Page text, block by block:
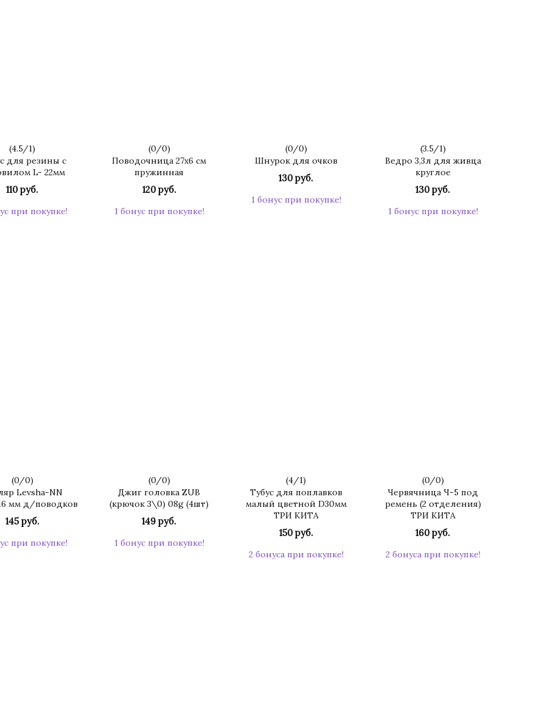
(4.5/1)
для резины с
L- 22мм
110 руб.
при покупке!
(0/0)
Поводочница 27х6 см
пружинная
120 руб.
1 бонус при покупке!
(0/0)
Шнурок для очков
130 руб.
1 бонус при покупке!
(3.5/1)
Ведро 3,3л для живца
круглое
130 руб.
1 бонус при покупке!
(0/0)
Levsha-NN
мм д/поводков
145 руб.
при покупке!
(0/0)
Джиг головка ZUB
(крючок 3\0) 08g (4шт)
149 руб.
1 бонус при покупке!
(4/1)
Тубус для поплавков
малый цветной D30мм
ТРИ КИТА
150 руб.
2 бонуса при покупке!
(0/0)
Червячница Ч-5 под
ремень (2 отделения)
ТРИ КИТА
160 руб.
2 бонуса при покупке!